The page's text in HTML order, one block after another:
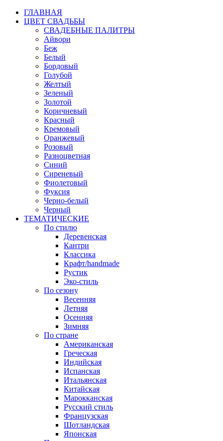
ГЛАВНАЯ
ЦВЕТ СВАДЬБЫ
СВАДЕБНЫЕ ПАЛИТРЫ
Айвори
Беж
Белый
Бордовый
Голубой
Желтый
Зеленый
Золотой
Коричневый
Красный
Кремовый
Оранжевый
Розовый
Разноцветная
Синий
Сиреневый
Фиолетовый
Фуксия
Черно-белый
Черный
ТЕМАТИЧЕСКИЕ
По стилю
Деревенская
Кантри
Классика
Крафт/handmade
Рустик
Эко-стиль
По сезону
Весенняя
Летняя
Осенняя
Зимняя
По стране
Американская
Греческая
Индийская
Испанская
Итальянская
Китайская
Марокканская
Русский стиль
Французская
Шотландская
Японская